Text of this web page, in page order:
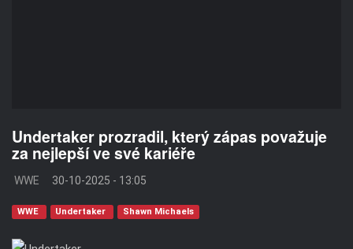
Undertaker prozradil, který zápas považuje
za nejlepší ve své kariéře
WWE 30-10-2025 - 13:05
WWE Undertaker Shawn Michaels